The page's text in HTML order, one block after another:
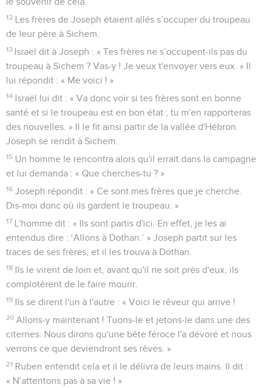
12
Les frères de Joseph étaient allés s’occuper du troupeau
de leur père à Sichem.
13 Israël dit à Joseph : « Tes frères ne s’occupent-ils pas du
troupeau à Sichem ? Vas-y ! Je veux t'envoyer vers eux. » Il
lui répondit : « Me voici ! »
14
Israël lui dit : « Va donc voir si tes frères sont en bonne
santé et si le troupeau est en bon état ; tu m'en rapporteras
des nouvelles. » Il le fit ainsi partir de la vallée d'Hébron.
Joseph se rendit à Sichem.
15 Un homme le rencontra alors qu'il errait dans la campagne
et lui demanda : « Que cherches-tu ? »
16 Joseph répondit : « Ce sont mes frères que je cherche.
Dis-moi donc où ils gardent le troupeau. »
17
L'homme dit : « Ils sont partis d'ici. En effet, je les ai
entendus dire : ‘Allons à Dothan.’ » Joseph partit sur les
traces de ses frères, et il les trouva à Dothan.
18
Ils le virent de loin et, avant qu'il ne soit près d'eux, ils
complotèrent de le faire mourir.
19 Ils se dirent l'un à l'autre : « Voici le rêveur qui arrive !
20 Allons-y maintenant ! Tuons-le et jetons-le dans une des
citernes. Nous dirons qu'une bête féroce l'a dévoré et nous
verrons ce que deviendront ses rêves. »
21 Ruben entendit cela et il le délivra de leurs mains. Il dit :
« N’attentons pas à sa vie ! »